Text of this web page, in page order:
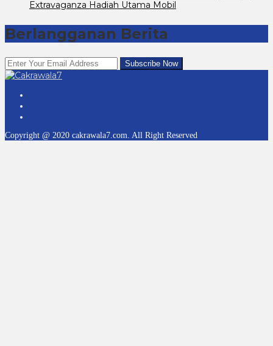
Extravaganza Hadiah Utama Mobil
Berlangganan Berita
Copyright @ 2020 cakrawala7.com. All Right Reserved